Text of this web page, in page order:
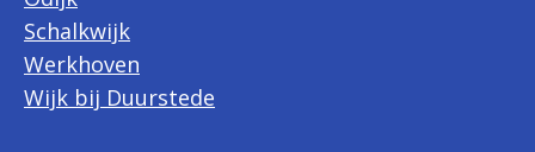
Schalkwijk
Werkhoven
Wijk bij Duurstede